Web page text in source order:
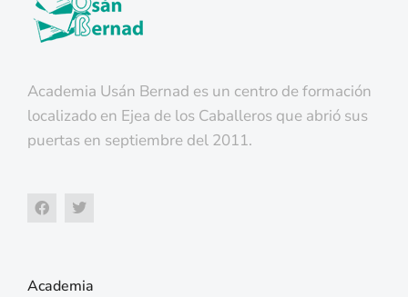
Academia Usán Bernad es un centro de formación
localizado en Ejea de los Caballeros que abrió sus
puertas en septiembre del 2011.
Academia